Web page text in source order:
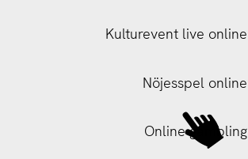
Online gambling
Nöjesspel online
Kulturevent live online